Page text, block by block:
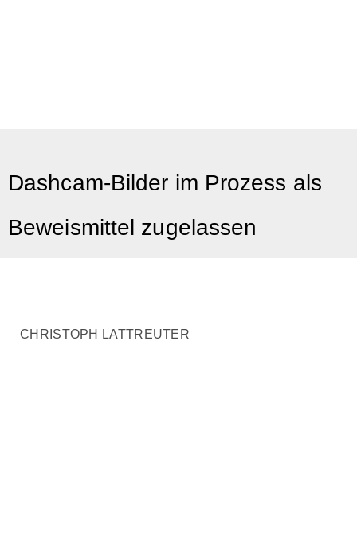
Dashcam-Bilder im Prozess als
Beweismittel zugelassen
CHRISTOPH LATTREUTER